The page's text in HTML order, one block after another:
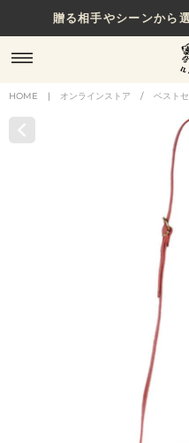
贈る相手やシーンから
HOME | オンラインストア / ベスト